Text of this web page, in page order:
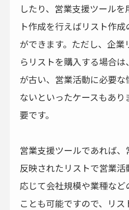
したり、営業支援ツールを
ト作成を行えばリスト作
ができます。ただし、企業
らリストを購入する場合
が古い、営業活動に必要な
ないといったケースもあ
要です。
営業支援ツールであれば
反映されたリストで営業活
応じて会社規模や業種など
ことも可能ですので、リ